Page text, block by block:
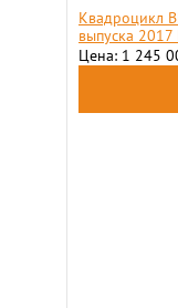
Квадроцикл
выпуска
Цена: 1 245